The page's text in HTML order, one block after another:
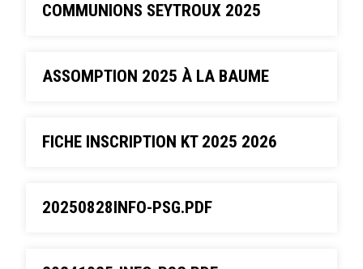
COMMUNIONS SEYTROUX 2025
ASSOMPTION 2025 À LA BAUME
FICHE INSCRIPTION KT 2025 2026
20250828INFO-PSG.PDF